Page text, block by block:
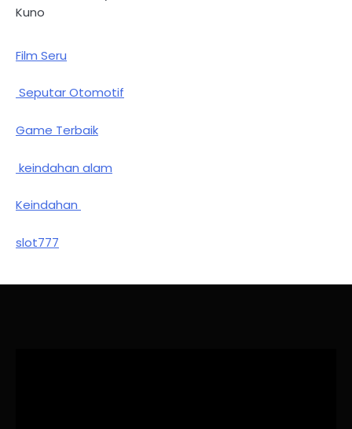
Kuno
Film Seru
Seputar Otomotif
Game Terbaik
keindahan alam
Keindahan
slot777